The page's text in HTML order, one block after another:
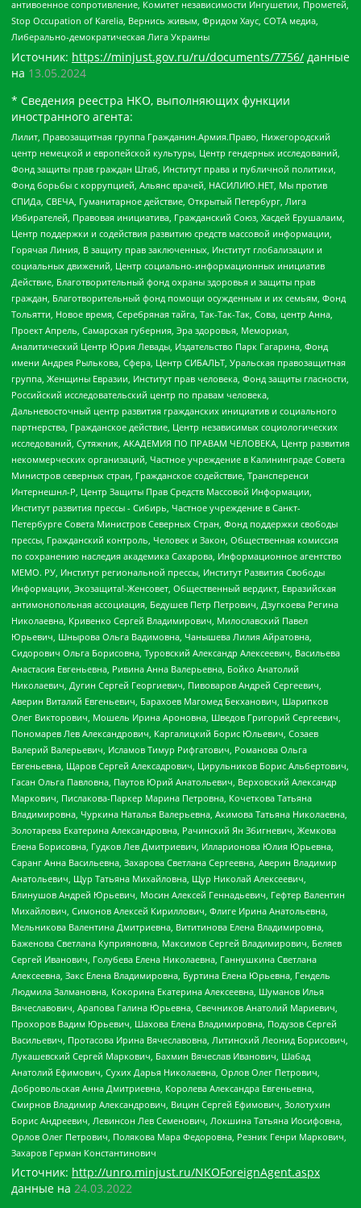
антивоенное сопротивление, Комитет независимости Ингушетии, Прометей,
Stop Occupation of Karelia, Вернись живым, Фридом Хаус, СОТА медиа,
Либерально-демократическая Лига Украины
Источник: https://minjust.gov.ru/ru/documents/7756/ данные
на 13.05.2024
* Сведения реестра НКО, выполняющих функции
иностранного агента:
Лилит, Правозащитная группа Гражданин.Армия.Право, Нижегородский
центр немецкой и европейской культуры, Центр гендерных исследований,
Фонд защиты прав граждан Штаб, Институт права и публичной политики,
Фонд борьбы с коррупцией, Альянс врачей, НАСИЛИЮ.НЕТ, Мы против
СПИДа, СВЕЧА, Гуманитарное действие, Открытый Петербург, Лига
Избирателей, Правовая инициатива, Гражданский Союз, Хасдей Ерушалаим,
Центр поддержки и содействия развитию средств массовой информации,
Горячая Линия, В защиту прав заключенных, Институт глобализации и
социальных движений, Центр социально-информационных инициатив
Действие, Благотворительный фонд охраны здоровья и защиты прав
граждан, Благотворительный фонд помощи осужденным и их семьям, Фонд
Тольятти, Новое время, Серебряная тайга, Так-Так-Так, Сова, центр Анна,
Проект Апрель, Самарская губерния, Эра здоровья, Мемориал,
Аналитический Центр Юрия Левады, Издательство Парк Гагарина, Фонд
имени Андрея Рылькова, Сфера, Центр СИБАЛЬТ, Уральская правозащитная
группа, Женщины Евразии, Институт прав человека, Фонд защиты гласности,
Российский исследовательский центр по правам человека,
Дальневосточный центр развития гражданских инициатив и социального
партнерства, Гражданское действие, Центр независимых социологических
исследований, Сутяжник, АКАДЕМИЯ ПО ПРАВАМ ЧЕЛОВЕКА, Центр развития
некоммерческих организаций, Частное учреждение в Калининграде Совета
Министров северных стран, Гражданское содействие, Трансперенси
Интернешнл-Р, Центр Защиты Прав Средств Массовой Информации,
Институт развития прессы - Сибирь, Частное учреждение в Санкт-
Петербурге Совета Министров Северных Стран, Фонд поддержки свободы
прессы, Гражданский контроль, Человек и Закон, Общественная комиссия
по сохранению наследия академика Сахарова, Информационное агентство
МЕМО. РУ, Институт региональной прессы, Институт Развития Свободы
Информации, Экозащита!-Женсовет, Общественный вердикт, Евразийская
антимонопольная ассоциация, Бедушев Петр Петрович, Дзугкоева Регина
Николаевна, Кривенко Сергей Владимирович, Милославский Павел
Юрьевич, Шнырова Ольга Вадимовна, Чанышева Лилия Айратовна,
Сидорович Ольга Борисовна, Туровский Александр Алексеевич, Васильева
Анастасия Евгеньевна, Ривина Анна Валерьевна, Бойко Анатолий
Николаевич, Дугин Сергей Георгиевич, Пивоваров Андрей Сергеевич,
Аверин Виталий Евгеньевич, Барахоев Магомед Бекханович, Шарипков
Олег Викторович, Мошель Ирина Ароновна, Шведов Григорий Сергеевич,
Пономарев Лев Александрович, Каргалицкий Борис Юльевич, Созаев
Валерий Валерьевич, Исламов Тимур Рифгатович, Романова Ольга
Евгеньевна, Щаров Сергей Алексадрович, Цирульников Борис Альбертович,
Гасан Ольга Павловна, Паутов Юрий Анатольевич, Верховский Александр
Маркович, Пислакова-Паркер Марина Петровна, Кочеткова Татьяна
Владимировна, Чуркина Наталья Валерьевна, Акимова Татьяна Николаевна,
Золотарева Екатерина Александровна, Рачинский Ян Збигневич, Жемкова
Елена Борисовна, Гудков Лев Дмитриевич, Илларионова Юлия Юрьевна,
Саранг Анна Васильевна, Захарова Светлана Сергеевна, Аверин Владимир
Анатольевич, Щур Татьяна Михайловна, Щур Николай Алексеевич,
Блинушов Андрей Юрьевич, Мосин Алексей Геннадьевич, Гефтер Валентин
Михайлович, Симонов Алексей Кириллович, Флиге Ирина Анатольевна,
Мельникова Валентина Дмитриевна, Вититинова Елена Владимировна,
Баженова Светлана Куприяновна, Максимов Сергей Владимирович, Беляев
Сергей Иванович, Голубева Елена Николаевна, Ганнушкина Светлана
Алексеевна, Закс Елена Владимировна, Буртина Елена Юрьевна, Гендель
Людмила Залмановна, Кокорина Екатерина Алексеевна, Шуманов Илья
Вячеславович, Арапова Галина Юрьевна, Свечников Анатолий Мариевич,
Прохоров Вадим Юрьевич, Шахова Елена Владимировна, Подузов Сергей
Васильевич, Протасова Ирина Вячеславовна, Литинский Леонид Борисович,
Лукашевский Сергей Маркович, Бахмин Вячеслав Иванович, Шабад
Анатолий Ефимович, Сухих Дарья Николаевна, Орлов Олег Петрович,
Добровольская Анна Дмитриевна, Королева Александра Евгеньевна,
Смирнов Владимир Александрович, Вицин Сергей Ефимович, Золотухин
Борис Андреевич, Левинсон Лев Семенович, Локшина Татьяна Иосифовна,
Орлов Олег Петрович, Полякова Мара Федоровна, Резник Генри Маркович,
Захаров Герман Константинович
Источник: http://unro.minjust.ru/NKOForeignAgent.aspx
данные на 24.03.2022